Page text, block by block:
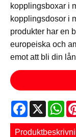
kopplingsboxar i
kopplingsdosor i
produkter har en
europeiska och
emot att bli din
Facebook
X